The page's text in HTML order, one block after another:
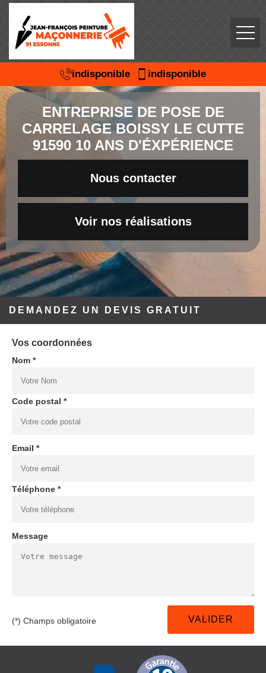
indisponible indisponible
ENTREPRISE DE POSE DE
CARRELAGE BOISSY LE CUTTE
91590 10 ANS D'ÉXPÉRIENCE
Nous contacter
Voir nos réalisations
DEMANDEZ UN DEVIS GRATUIT
Vos coordonnées
Nom *
Code postal *
Email *
Téléphone *
Message
(*) Champs obligatoire